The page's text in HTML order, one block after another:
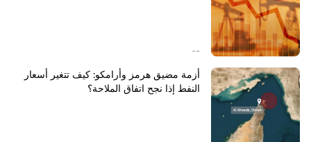
--
أزمة مضيق هرمز وأرامكو: كيف تتغير أسعار
النفط إذا نجح اتفاق الملاحة؟